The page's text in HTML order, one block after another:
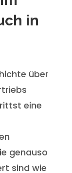
in
über
eine
genauso
sind wie